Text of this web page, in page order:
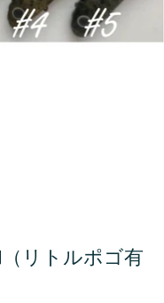
（リトルポゴ有